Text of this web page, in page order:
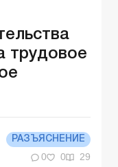
трудовое
РАЗЪЯСНЕНИЕ
0 0 29